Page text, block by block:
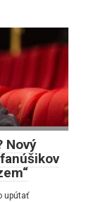
Nový
upútať